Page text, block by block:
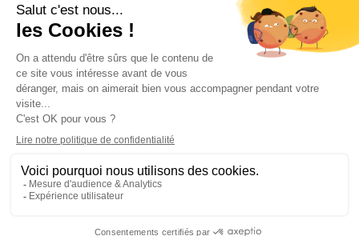
Contact
Estimez votre voiture
Mentions légales
CGU